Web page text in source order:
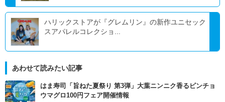
ハリックストアが『グレムリン』の新作ユニセック
スアパレルコレクショ...
あわせて読みたい記事
はま寿司「旨ねた夏祭り 第3弾」大葉ニンニク香るビンチョ
ウマグロ100円フェア開催情報